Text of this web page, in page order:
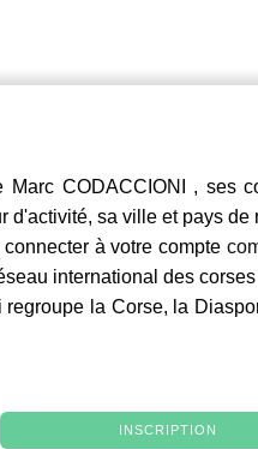
Marc CODACCIONI , ses
d'activité, sa ville et pays
à votre compte
international des
la Corse, la
INSCRIPTION